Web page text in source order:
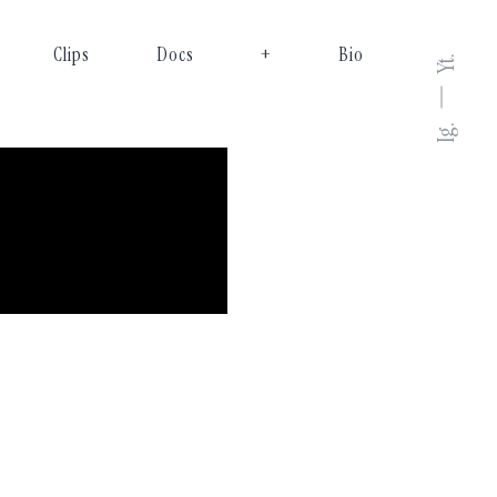
Clips Docs + Bio
Ig.
Yt.